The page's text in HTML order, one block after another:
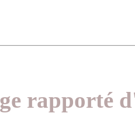
rapporté